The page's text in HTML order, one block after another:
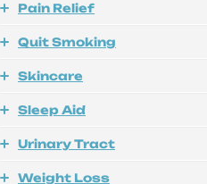
Pain Relief
Quit Smoking
Skincare
Sleep Aid
Urinary Tract
Weight Loss